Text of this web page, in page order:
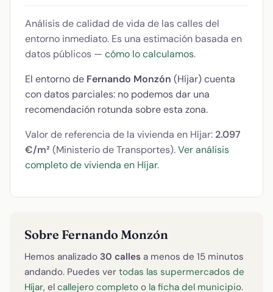
Análisis de calidad de vida de las calles del
entorno inmediato. Es una estimación basada en
datos públicos — cómo lo calculamos.
El entorno de Fernando Monzón (Híjar) cuenta
con datos parciales: no podemos dar una
recomendación rotunda sobre esta zona.
Valor de referencia de la vivienda en Híjar: 2.097
€/m² (Ministerio de Transportes).Ver análisis
completo de vivienda en Híjar.
Sobre Fernando Monzón
Hemos analizado 30 calles a menos de 15 minutos
andando. Puedes ver todas las supermercados de
Híjar, el callejero completo o la ficha del municipio.